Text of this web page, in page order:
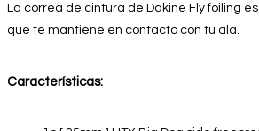
La correa de cintura de Dakine Fly foiling
que te mantiene en contacto con tu ala.
Características: